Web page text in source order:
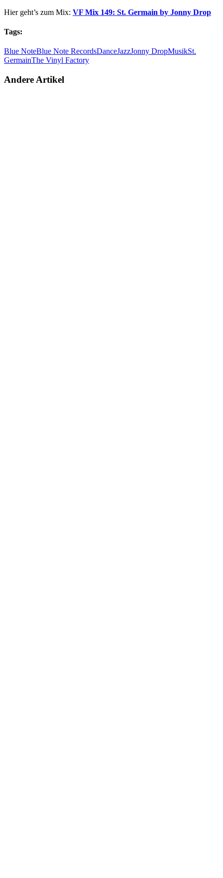
Hier geht’s zum Mix: VF Mix 149: St. Germain by Jonny Drop
Tags:
Blue NoteBlue Note RecordsDanceJazzJonny DropMusikSt.
GermainThe Vinyl Factory
Andere Artikel